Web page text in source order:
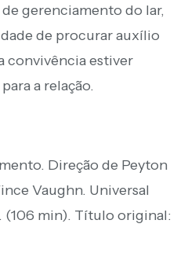
gerenciamento do lar,
de procurar auxílio
convivência estiver
a relação.
Direção de Peyton
Vaughn. Universal
(106 min). Título original: